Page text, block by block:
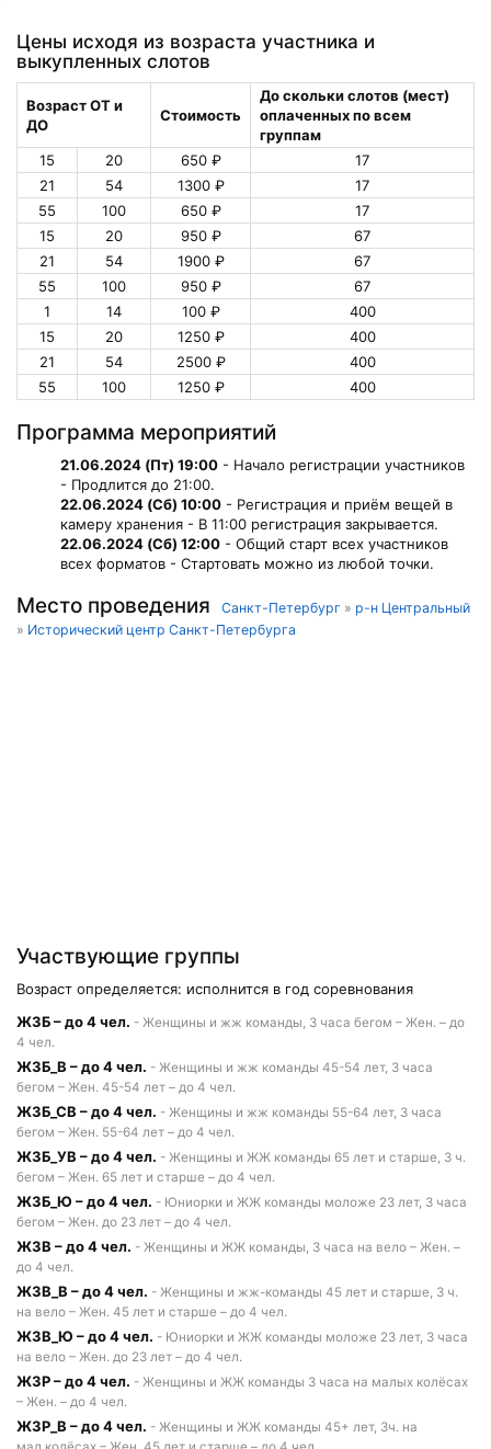
Цены исходя из возраста участника и
выкупленных слотов
Возраст ОТ и
ДО
Стоимость
До скольки слотов (мест)
оплаченных по всем
группам
15
20 650 ₽
17
21
54 1300 ₽
17
55
100 650 ₽
17
15
20 950 ₽
67
21
54 1900 ₽
67
55
100 950 ₽
67
1
14 100 ₽
400
15
20 1250 ₽
400
21
54 2500 ₽
400
55
100 1250 ₽ 400
Программа мероприятий
21.06.2024 (Пт) 19:00 - Начало регистрации участников
- Продлится до 21:00.
22.06.2024 (Сб) 10:00 - Регистрация и приём вещей в
камеру хранения - В 11:00 регистрация закрывается.
22.06.2024 (Сб) 12:00 - Общий старт всех участников
всех форматов - Стартовать можно из любой точки.
Место проведения Санкт-Петербург » р-н Центральный
» Исторический центр Санкт-Петербурга
Участвующие группы
Возраст определяется: исполнится в год соревнования
Ж3Б – до 4 чел. - Женщины и жж команды, 3 часа бегом – Жен. – до
4 чел.
Ж3Б_В – до 4 чел. - Женщины и жж команды 45-54 лет, 3 часа
бегом – Жен. 45-54 лет – до 4 чел.
Ж3Б_СВ – до 4 чел. - Женщины и жж команды 55-64 лет, 3 часа
бегом – Жен. 55-64 лет – до 4 чел.
Ж3Б_УВ – до 4 чел. - Женщины и ЖЖ команды 65 лет и старше, 3 ч.
бегом – Жен. 65 лет и старше – до 4 чел.
Ж3Б_Ю – до 4 чел. - Юниорки и ЖЖ команды моложе 23 лет, 3 часа
бегом – Жен. до 23 лет – до 4 чел.
Ж3В – до 4 чел. - Женщины и ЖЖ команды, 3 часа на вело – Жен. –
до 4 чел.
Ж3В_В – до 4 чел. - Женщины и жж-команды 45 лет и старше, 3 ч.
на вело – Жен. 45 лет и старше – до 4 чел.
Ж3В_Ю – до 4 чел. - Юниорки и ЖЖ команды моложе 23 лет, 3 часа
на вело – Жен. до 23 лет – до 4 чел.
Ж3Р – до 4 чел. - Женщины и ЖЖ команды 3 часа на малых колёсах
– Жен. – до 4 чел.
Ж3Р_В – до 4 чел. - Женщины и ЖЖ команды 45+ лет, 3ч. на